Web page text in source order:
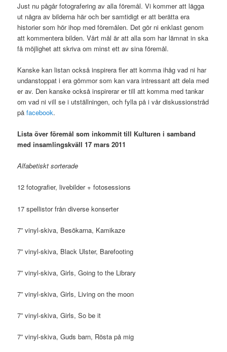
Just nu pågår fotografering av alla föremål. Vi kommer att lägga
ut några av bilderna här och ber samtidigt er att berätta era
historier som hör ihop med föremålen. Det gör ni enklast genom
att kommentera bilden. Vårt mål är att alla som har lämnat in ska
få möjlighet att skriva om minst ett av sina föremål.
Kanske kan listan också inspirera fler att komma ihåg vad ni har
undanstoppat i era gömmor som kan vara intressant att dela med
er av. Den kanske också inspirerar er till att komma med tankar
om vad ni vill se i utställningen, och fylla på i vår diskussionstråd
påfacebook.
Lista över föremål som inkommit till Kulturen i samband
med insamlingskväll 17 mars 2011
Alfabetiskt sorterade
12 fotografier, livebilder + fotosessions
17 spellistor från diverse konserter
7” vinyl-skiva, Besökarna, Kamikaze
7” vinyl-skiva, Black Ulster, Barefooting
7” vinyl-skiva, Girls, Going to the Library
7” vinyl-skiva, Girls, Living on the moon
7” vinyl-skiva, Girls, So be it
7” vinyl-skiva, Guds barn, Rösta på mig